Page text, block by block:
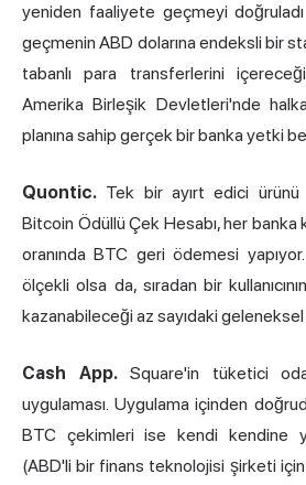
yeniden faaliyete geçmeyi
geçmenin ABD dolarına endeksli bir
tabanlı para transferlerini
Amerika Birleşik Devletleri'nde
planına sahip gerçek bir banka yetki
Quontic. Tek bir ayırt edici
Bitcoin Ödüllü Çek Hesabı, her banka
oranında BTC geri ödemesi
ölçekli olsa da, sıradan bir
kazanabileceği az sayıdaki
Cash App.Square'in tüketici
uygulaması. Uygulama içinden
BTC çekimleri ise kendi kendine
(ABD'li bir finans teknolojisi şirketi için